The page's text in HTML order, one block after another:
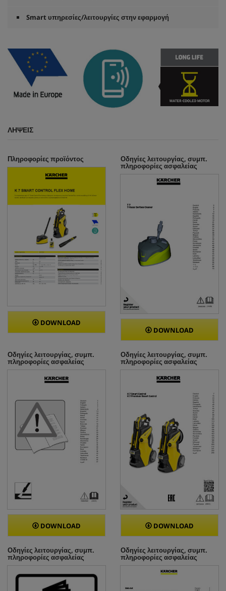
Smart υπηρεσίες/λειτουργίες στην εφαρμογή
ΛΉΨΕΙΣ
Πληροφορίες προϊόντος
DOWNLOAD
Οδηγίες λειτουργίας, συμπ.
πληροφορίες ασφαλείας
DOWNLOAD
Οδηγίες λειτουργίας, συμπ.
πληροφορίες ασφαλείας
DOWNLOAD
Οδηγίες λειτουργίας, συμπ.
πληροφορίες ασφαλείας
DOWNLOAD
Οδηγίες λειτουργίας, συμπ.
πληροφορίες ασφαλείας
Οδηγίες λειτουργίας, συμπ.
πληροφορίες ασφαλείας